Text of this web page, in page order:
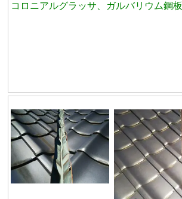
コロニアルグラッサ、ガルバリウム鋼板